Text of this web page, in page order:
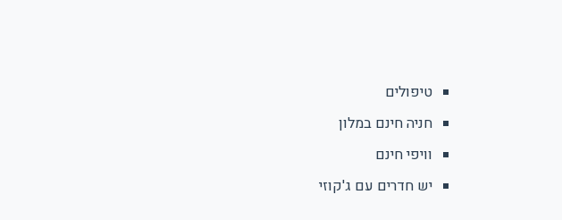
טיפולים
חניה חינם במלון
וויפי חינם
יש חדרים עם ג'קוזי